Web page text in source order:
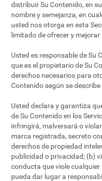
distribuir Su Contenido, en
nombre y semejanza, en
usted nos otorga en esta
limitado de ofrecer y mejorar
Usted es responsable de Su
que es el propietario de Su
derechos necesarios para
Contenido según se
Usted declara y garantiza
de Su Contenido en los
infringirá, malversará o
marca registrada, secreto
derechos de propiedad
publicidad o privacidad; (b)
conducta que viole
pueda dar lugar a